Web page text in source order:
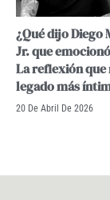
¿Qué dijo Diego
Jr. que
La reflexión que
legado más
20 De Abril De 2026